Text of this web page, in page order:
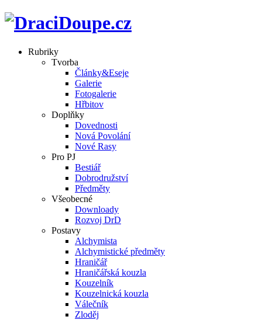
Rubriky
Tvorba
Články&Eseje
Galerie
Fotogalerie
Hřbitov
Doplňky
Dovednosti
Nová Povolání
Nové Rasy
Pro PJ
Bestiář
Dobrodružství
Předměty
Všeobecné
Downloady
Rozvoj DrD
Postavy
Alchymista
Alchymistické předměty
Hraničář
Hraničářská kouzla
Kouzelník
Kouzelnická kouzla
Válečník
Zloděj